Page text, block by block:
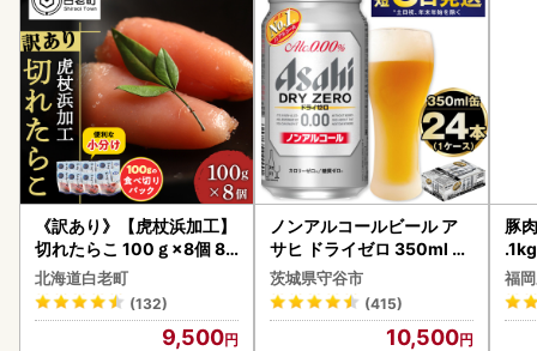
《訳あり》【虎杖浜加工】
切れたらこ 100ｇ×8個 80
0g AK081
北海道白老町
(132)
9,500
ノンアルコールビール ア
サヒ ドライゼロ 350ml 24
本 ノンアル ビール asashi
守谷市
茨城県守谷市
(415)
10,500
豚
福